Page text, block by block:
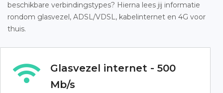
beschikbare verbindingstypes? Hierna lees jij informatie
rondom glasvezel, ADSL/VDSL, kabelinternet en 4G voor
thuis.
Glasvezel internet - 500
Mb/s